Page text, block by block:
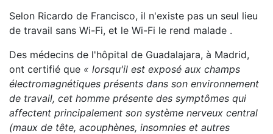
Selon Ricardo de Francisco, il n'existe pas un seul lieu
de travail sans Wi-Fi, et le Wi-Fi le rend malade .
Des médecins de l'hôpital de Guadalajara, à Madrid,
ont certifié que « lorsqu'il est exposé aux champs
électromagnétiques présents dans son environnement
de travail, cet homme présente des symptômes qui
affectent principalement son système nerveux central
(maux de tête, acouphènes, insomnies et autres